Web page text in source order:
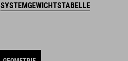
SYSTEMGEWICHTSTABELLE